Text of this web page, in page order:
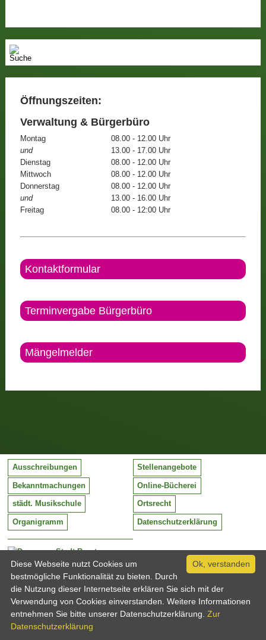
Öffnungszeiten:
Verwaltung & Bürgerbüro
Montag
08.00 - 12.00 Uhr
und
13.00 - 17.00 Uhr
Dienstag
08.00 - 12.00 Uhr
Mittwoch
08.00 - 12.00 Uhr
Donnerstag
08.00 - 12.00 Uhr
und
13.00 - 16.00 Uhr
Freitag
08.00 - 12:00 Uhr
Kontaktformular
Terminvergabe Bürgerbüro
Mängelmelder
Stadt Barntrup
Mittelstraße 38
32683 Barntrup
Tel:
Email:
05263 / 409-0
info@barntrup.de
Ausschreibungen Stellenangebote
Bekanntmachungen Online-Bücherei
städt. Musikschule Ortsrecht
Organigramm Datenschutzerklärung
Ok, verstanden
Diese Webseite nutzt Cookies um
bestmögliche Funktionalität zu bieten. Durch
die Nutzung dieser Internetseite erklären Sie sich mit der
Verwendung von Cookies einverstanden. Weitere Informationen
entnehmen Sie bitte unserer Datenschutzerklärung. Zur
Datenschutzerklärung